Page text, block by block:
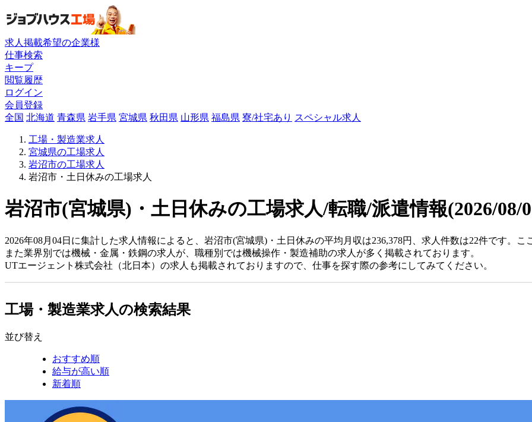
求人掲載希望の企業様
仕事検索
キープ
閲覧履歴
ログイン
会員登録
全国 北海道 青森県 岩手県 宮城県 秋田県 山形県 福島県 寮/社宅あり スペシャル求人
工場・製造業求人
宮城県の工場求人
岩沼市の工場求人
岩沼市・土日休みの工場求人
岩沼市(宮城県)・土日休みの工場求人/転職/派遣情報(2026/08/
2026年08月04日に集計した求人情報によると、岩沼市(宮城県)・土日休みの平均月収は236,378円、求人件数は22件です。こ
また業界別では機械・金属・鉄鋼の求人が、職種別では機械操作・製造補助の求人が多く掲載されております。
UTエージェント株式会社（北日本）の求人も掲載されておりますので、仕事を探す際の参考にしてみてください。
工場・製造業求人の検索結果
並び替え
おすすめ順
給与が高い順
新着順